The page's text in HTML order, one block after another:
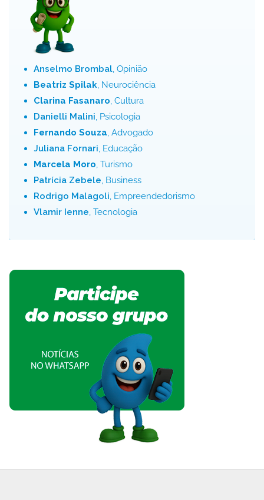
Anselmo Brombal, Opinião
Beatriz Spilak, Neurociência
Clarina Fasanaro, Cultura
Danielli Malini, Psicologia
Fernando Souza, Advogado
Juliana Fornari, Educação
Marcela Moro, Turismo
Patrícia Zebele, Business
Rodrigo Malagoli, Empreendedorismo
Vlamir Ienne, Tecnologia